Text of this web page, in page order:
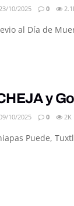
10/2025 0
al Día de
y
10/2025 0 2K
Puede,